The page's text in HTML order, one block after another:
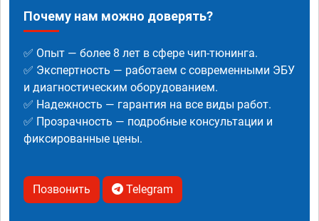
Почему нам можно доверять?
✅ Опыт — более 8 лет в сфере чип-тюнинга.
✅ Экспертность — работаем с современными ЭБУ
и диагностическим оборудованием.
✅ Надежность — гарантия на все виды работ.
✅ Прозрачность — подробные консультации и
фиксированные цены.
Позвонить Telegram